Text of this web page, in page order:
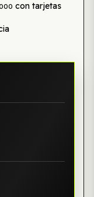
con tarjetas